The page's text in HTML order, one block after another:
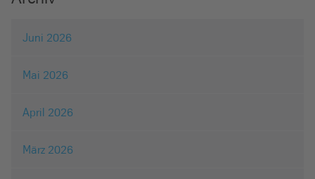
Juni 2026
Mai 2026
April 2026
März 2026